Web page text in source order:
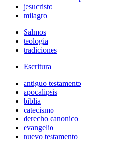
jesucristo
milagro
Salmos
teologia
tradiciones
Escritura
antiguo testamento
apocalipsis
biblia
catecismo
derecho canonico
evangelio
nuevo testamento